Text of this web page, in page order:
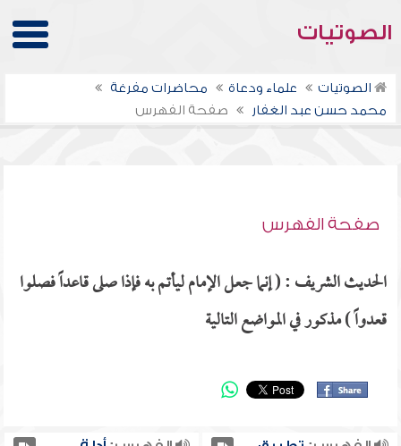
الصوتيات
الصوتيات علماء ودعاة
محاضرات مفرغة
محمد حسن عبد الغفار
صفحة الفهرس
صفحة الفهرس
الحديث الشريف : ( إنما جعل الإمام ليأتم به فإذا صلى قاعداً فصلوا
قعدواً ) مذكور في المواضع التالية